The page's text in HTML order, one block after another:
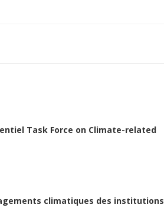
Task Force on Climate-related
climatiques des institutions